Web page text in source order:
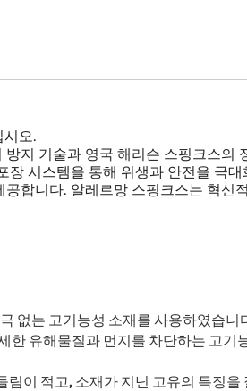
오.
지 기술과 영국 해리슨 스핑크스의
시스템을 통해 위생과 안전을 극
합니다. 알레르망 스핑크스는 혁
없는 고기능성 소재를 사용하였습니
유해물질과 먼지를 차단하는 고기
이 적고, 소재가 지닌 고유의 특징을